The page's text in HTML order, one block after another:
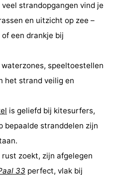
veel strandopgangen vind je
en uitzicht op zee –
een drankje bij
waterzones, speeltoestellen
het strand veilig en
is geliefd bij kitesurfers,
bepaalde stranddelen zijn
rust zoekt, zijn afgelegen
33 perfect, vlak bij